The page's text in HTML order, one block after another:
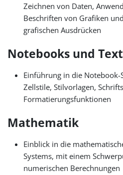
Zeichnen von Daten,
Beschriften von Grafiken
grafischen Ausdrücken
Notebooks und
Einführung in die
Zellstile, Stilvorlagen,
Formatierungsfunktionen
Mathematik
Einblick in die
Systems, mit einem
numerischen Berechnungen